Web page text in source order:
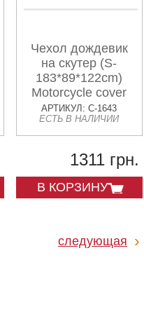
Чехол дождевик
на скутер (S-
183*89*122cm)
Motorcycle cover
АРТИКУЛ: C-1643
ЕСТЬ В НАЛИЧИИ
1311 грн.
В КОРЗИНУ
следующая